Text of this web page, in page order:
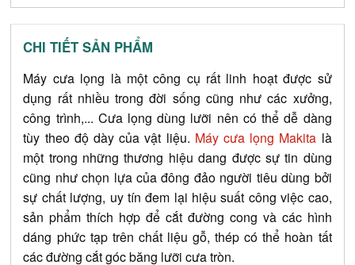
CHI TIẾT SẢN PHẨM
Máy cưa lọng là một công cụ rất linh hoạt được sử
dụng rất nhiều trong đời sống cũng như các xưởng,
công trình,... Cưa lọng dùng lưỡi nên có thể dễ dàng
tùy theo độ dày của vật liệu. Máy cưa lọng Makita là
một trong những thương hiệu dang được sự tin dùng
cũng như chọn lựa của đông đảo người tiêu dùng bởi
sự chất lượng, uy tín đem lại hiệu suất công việc cao,
sản phẩm thích hợp để cắt đường cong và các hình
dáng phức tạp trên chất liệu gỗ, thép có thể hoàn tất
các đường cắt góc băng lưỡi cưa tròn.